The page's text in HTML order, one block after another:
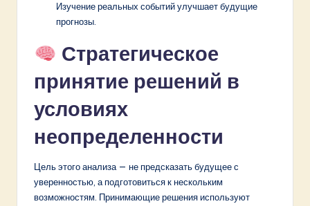
Изучение реальных событий улучшает будущие
прогнозы.
Стратегическое
принятие решений в
условиях
неопределенности
Цель этого анализа — не предсказать будущее с
уверенностью, а подготовиться к нескольким
возможностям. Принимающие решения используют